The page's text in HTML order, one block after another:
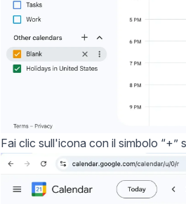
Fai clic sull'icona con il simbolo “+”